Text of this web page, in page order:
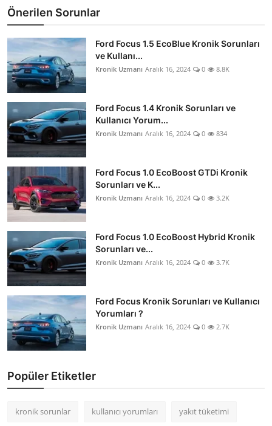
Önerilen Sorunlar
Ford Focus 1.5 EcoBlue Kronik Sorunları
ve Kullanı...
Kronik Uzmanı Aralık 16, 2024 0 8.8K
Ford Focus 1.4 Kronik Sorunları ve
Kullanıcı Yorum...
Kronik Uzmanı Aralık 16, 2024 0 834
Ford Focus 1.0 EcoBoost GTDi Kronik
Sorunları ve K...
Kronik Uzmanı Aralık 16, 2024 0 3.2K
Ford Focus 1.0 EcoBoost Hybrid Kronik
Sorunları ve...
Kronik Uzmanı Aralık 16, 2024 0 3.7K
Ford Focus Kronik Sorunları ve Kullanıcı
Yorumları ?
Kronik Uzmanı Aralık 16, 2024 0 2.7K
Popüler Etiketler
kronik sorunlar kullanıcı yorumları yakıt tüketimi